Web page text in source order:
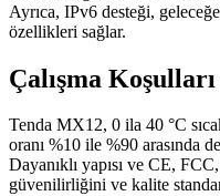
Ayrıca, IPv6 desteği,
özellikleri sağlar.
Çalışma
Tenda MX12, 0 ila 40 °C
oranı %10 ile %90 arasında
Dayanıklı yapısı ve CE,
güvenilirliğini ve kalite